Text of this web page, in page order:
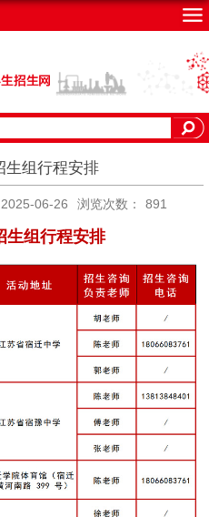
生组行程安排
06-26 浏览次数： 891
生组行程安排